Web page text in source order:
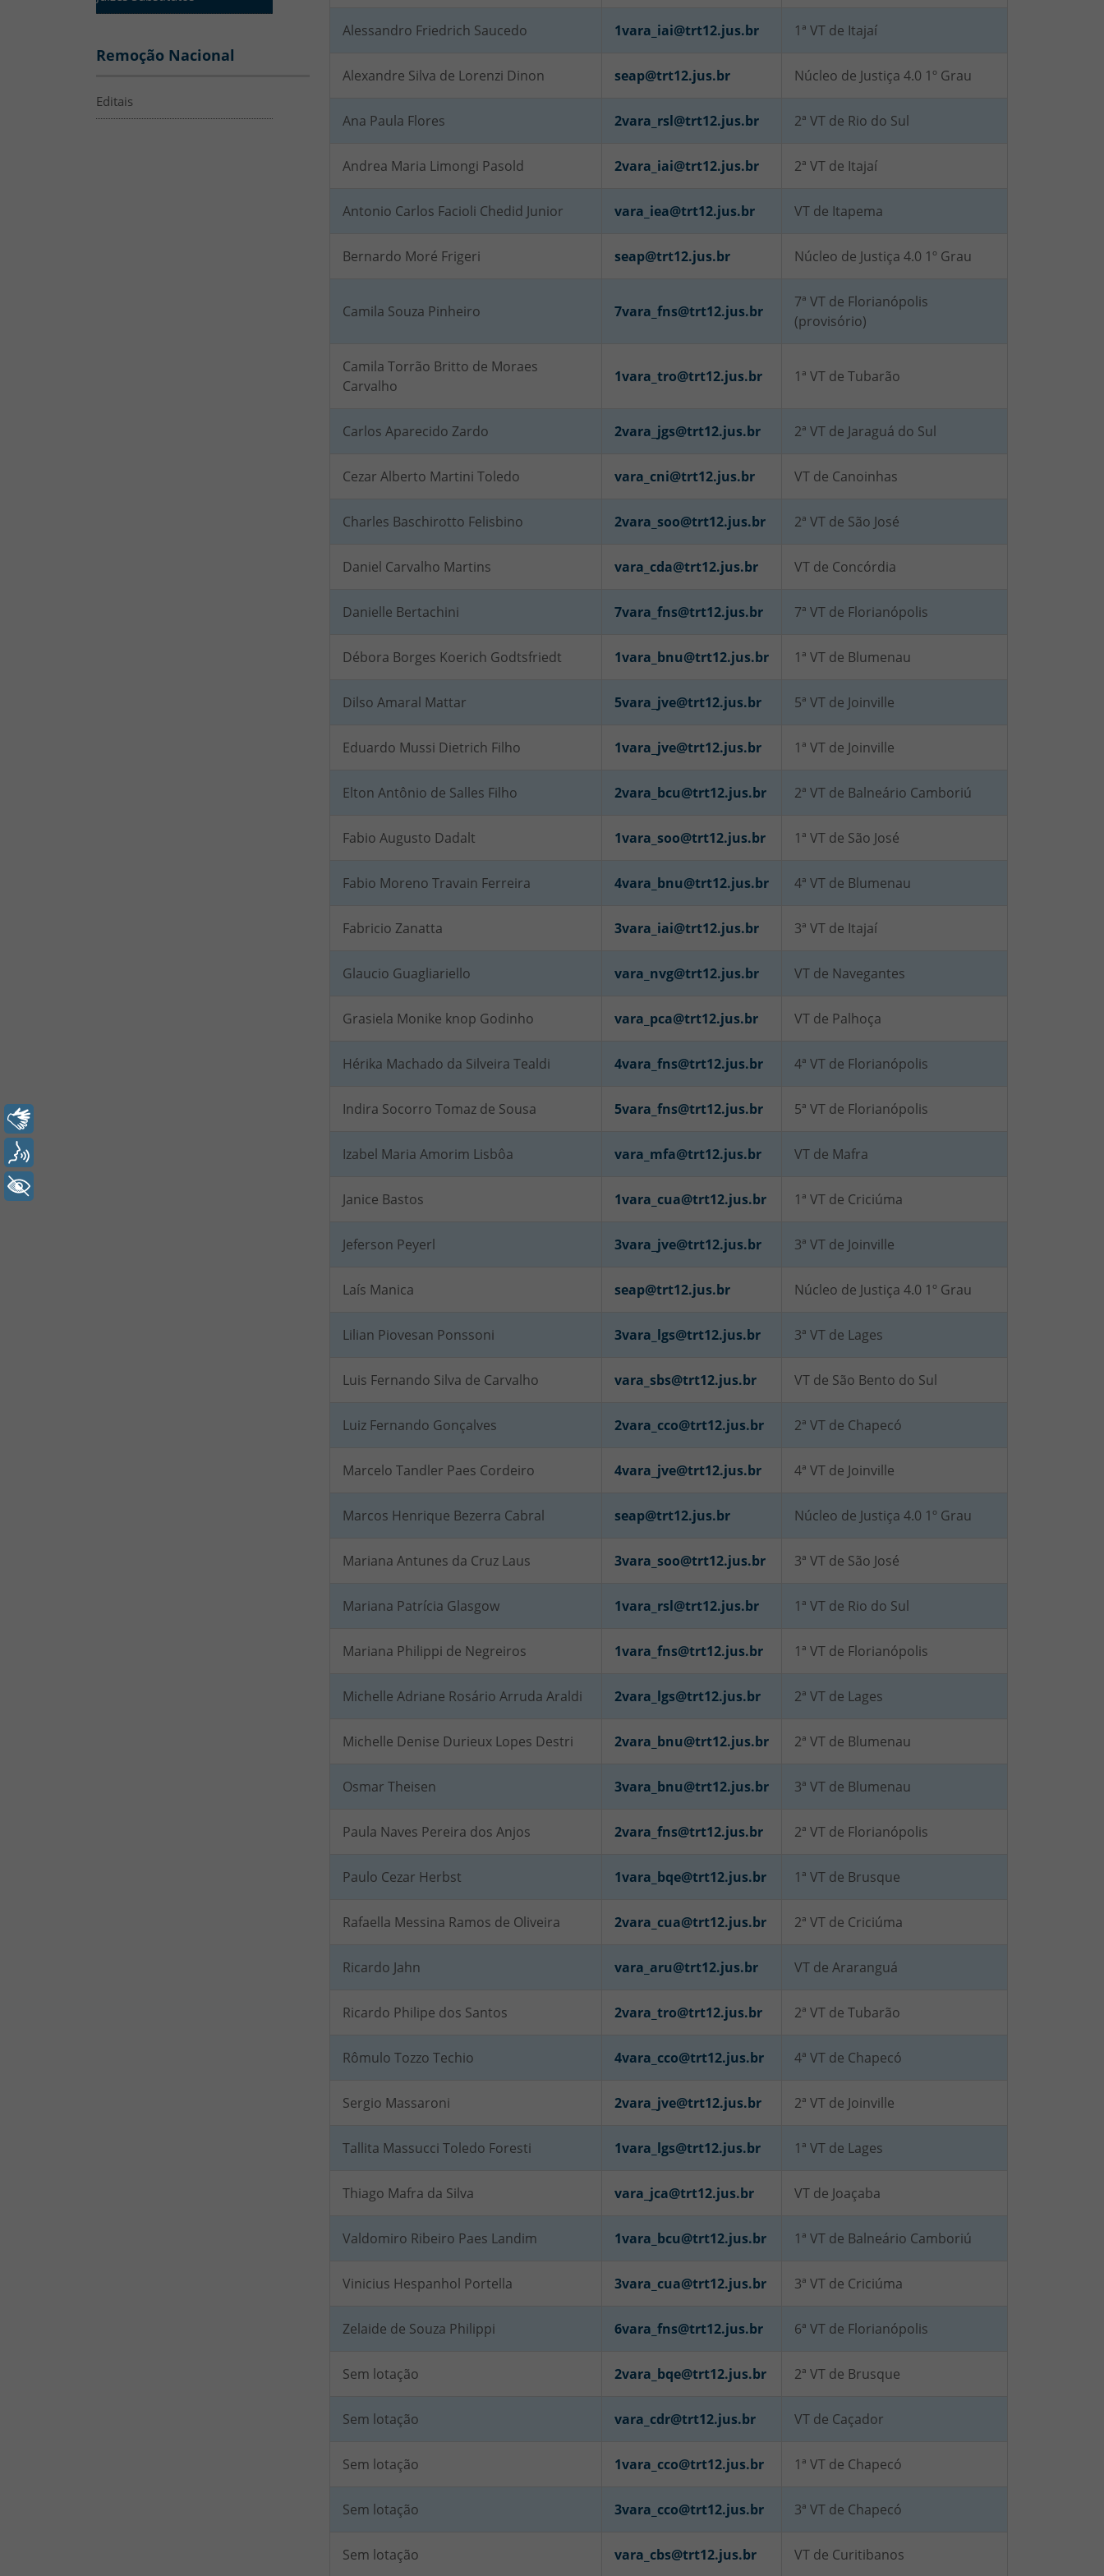
Remoção Nacional
Editais
Alessandro Friedrich Saucedo 1vara_iai@trt12.jus.br 1ª VT de Itajaí
Alexandre Silva de Lorenzi Dinon seap@trt12.jus.br Núcleo de Justiça 4.0 1º Grau
Ana Paula Flores 2vara_rsl@trt12.jus.br 2ª VT de Rio do Sul
Andrea Maria Limongi Pasold 2vara_iai@trt12.jus.br 2ª VT de Itajaí
Antonio Carlos Facioli Chedid Junior vara_iea@trt12.jus.br VT de Itapema
Bernardo Moré Frigeri seap@trt12.jus.br Núcleo de Justiça 4.0 1º Grau
Camila Souza Pinheiro 7vara_fns@trt12.jus.br
7ª VT de Florianópolis
(provisório)
Camila Torrão Britto de Moraes
Carvalho
1vara_tro@trt12.jus.br 1ª VT de Tubarão
Carlos Aparecido Zardo 2vara_jgs@trt12.jus.br 2ª VT de Jaraguá do Sul
Cezar Alberto Martini Toledo vara_cni@trt12.jus.br VT de Canoinhas
Charles Baschirotto Felisbino 2vara_soo@trt12.jus.br 2ª VT de São José
Daniel Carvalho Martins vara_cda@trt12.jus.br VT de Concórdia
Danielle Bertachini 7vara_fns@trt12.jus.br 7ª VT de Florianópolis
Débora Borges Koerich Godtsfriedt 1vara_bnu@trt12.jus.br 1ª VT de Blumenau
Dilso Amaral Mattar 5vara_jve@trt12.jus.br 5ª VT de Joinville
Eduardo Mussi Dietrich Filho 1vara_jve@trt12.jus.br 1ª VT de Joinville
Elton Antônio de Salles Filho 2vara_bcu@trt12.jus.br 2ª VT de Balneário Camboriú
Fabio Augusto Dadalt 1vara_soo@trt12.jus.br 1ª VT de São José
Fabio Moreno Travain Ferreira 4vara_bnu@trt12.jus.br 4ª VT de Blumenau
Fabricio Zanatta 3vara_iai@trt12.jus.br 3ª VT de Itajaí
Glaucio Guagliariello vara_nvg@trt12.jus.br VT de Navegantes
Grasiela Monike knop Godinho vara_pca@trt12.jus.br VT de Palhoça
Hérika Machado da Silveira Tealdi 4vara_fns@trt12.jus.br 4ª VT de Florianópolis
Indira Socorro Tomaz de Sousa 5vara_fns@trt12.jus.br 5ª VT de Florianópolis
Izabel Maria Amorim Lisbôa vara_mfa@trt12.jus.br VT de Mafra
Janice Bastos 1vara_cua@trt12.jus.br 1ª VT de Criciúma
Jeferson Peyerl 3vara_jve@trt12.jus.br 3ª VT de Joinville
Laís Manica seap@trt12.jus.br Núcleo de Justiça 4.0 1º Grau
Lilian Piovesan Ponssoni 3vara_lgs@trt12.jus.br 3ª VT de Lages
Luis Fernando Silva de Carvalho vara_sbs@trt12.jus.br VT de São Bento do Sul
Luiz Fernando Gonçalves 2vara_cco@trt12.jus.br 2ª VT de Chapecó
Marcelo Tandler Paes Cordeiro 4vara_jve@trt12.jus.br 4ª VT de Joinville
Marcos Henrique Bezerra Cabral seap@trt12.jus.br Núcleo de Justiça 4.0 1º Grau
Mariana Antunes da Cruz Laus 3vara_soo@trt12.jus.br 3ª VT de São José
Mariana Patrícia Glasgow 1vara_rsl@trt12.jus.br 1ª VT de Rio do Sul
Mariana Philippi de Negreiros 1vara_fns@trt12.jus.br 1ª VT de Florianópolis
Michelle Adriane Rosário Arruda Araldi 2vara_lgs@trt12.jus.br 2ª VT de Lages
Michelle Denise Durieux Lopes Destri 2vara_bnu@trt12.jus.br 2ª VT de Blumenau
Osmar Theisen 3vara_bnu@trt12.jus.br 3ª VT de Blumenau
Paula Naves Pereira dos Anjos 2vara_fns@trt12.jus.br 2ª VT de Florianópolis
Paulo Cezar Herbst 1vara_bqe@trt12.jus.br 1ª VT de Brusque
Rafaella Messina Ramos de Oliveira 2vara_cua@trt12.jus.br 2ª VT de Criciúma
Ricardo Jahn vara_aru@trt12.jus.br VT de Araranguá
Ricardo Philipe dos Santos 2vara_tro@trt12.jus.br 2ª VT de Tubarão
Rômulo Tozzo Techio 4vara_cco@trt12.jus.br 4ª VT de Chapecó
Sergio Massaroni 2vara_jve@trt12.jus.br 2ª VT de Joinville
Tallita Massucci Toledo Foresti 1vara_lgs@trt12.jus.br 1ª VT de Lages
Thiago Mafra da Silva vara_jca@trt12.jus.br VT de Joaçaba
Valdomiro Ribeiro Paes Landim 1vara_bcu@trt12.jus.br 1ª VT de Balneário Camboriú
Vinicius Hespanhol Portella 3vara_cua@trt12.jus.br 3ª VT de Criciúma
Zelaide de Souza Philippi 6vara_fns@trt12.jus.br 6ª VT de Florianópolis
Sem lotação 2vara_bqe@trt12.jus.br 2ª VT de Brusque
Sem lotação vara_cdr@trt12.jus.br VT de Caçador
Sem lotação 1vara_cco@trt12.jus.br 1ª VT de Chapecó
Sem lotação 3vara_cco@trt12.jus.br 3ª VT de Chapecó
Sem lotação vara_cbs@trt12.jus.br VT de Curitibanos